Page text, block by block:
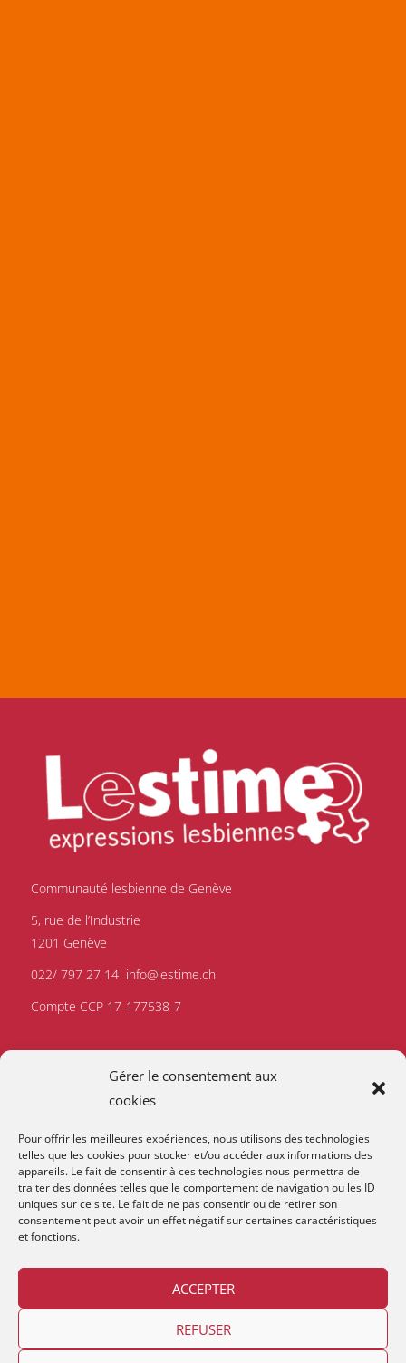
Gérer le consentement aux
cookies
Pour offrir les meilleures expériences, nous utilisons des technologies
telles que les cookies pour stocker et/ou accéder aux informations des
appareils. Le fait de consentir à ces technologies nous permettra de
traiter des données telles que le comportement de navigation ou les ID
uniques sur ce site. Le fait de ne pas consentir ou de retirer son
consentement peut avoir un effet négatif sur certaines caractéristiques
et fonctions.
ACCEPTER
REFUSER
Communauté lesbienne de Genève
5, rue de l’Industrie
1201 Genève
022/ 797 27 14 info@lestime.ch
Compte CCP 17-177538-7